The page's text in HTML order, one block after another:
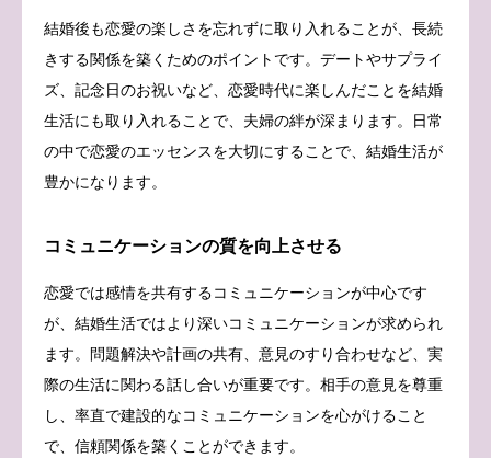
結婚後も恋愛の楽しさを忘れずに取り入れることが、長続
きする関係を築くためのポイントです。デートやサプライ
ズ、記念日のお祝いなど、恋愛時代に楽しんだことを結婚
生活にも取り入れることで、夫婦の絆が深まります。日常
の中で恋愛のエッセンスを大切にすることで、結婚生活が
豊かになります。
コミュニケーションの質を向上させる
恋愛では感情を共有するコミュニケーションが中心です
が、結婚生活ではより深いコミュニケーションが求められ
ます。問題解決や計画の共有、意見のすり合わせなど、実
際の生活に関わる話し合いが重要です。相手の意見を尊重
し、率直で建設的なコミュニケーションを心がけること
で、信頼関係を築くことができます。